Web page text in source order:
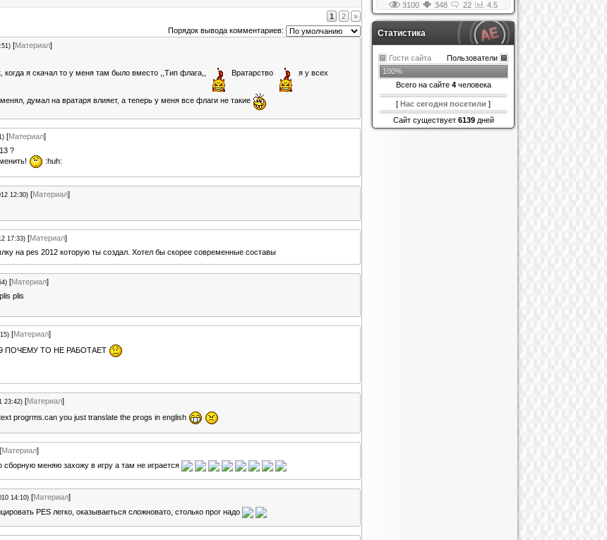
1 2
»
Порядок вывода комментариев:
[Материал]
когда я скачал то у меня там было вместо ,,Тип флага,, Вратарство я у всех
думал на вратаря влияет, а теперь у меня все флаги не такие
[Материал]
?
:huh:
12:30) [Материал]
17:33) [Материал]
на pes 2012 которую ты создал. Хотел бы скорее современные составы
[Материал]
plis
[Материал]
ПОЧЕМУ ТО НЕ РАБОТАЕТ
23:42) [Материал]
progrms.can you just translate the progs in english
[Материал]
меняю захожу в игру а там не играется
14:10) [Материал]
PES легко, оказываеться сложновато, столько прог надо
3100 348 22 4.5
Статистика
Пользователи
Гости сайта
100%
Всего на сайте 4человека
[ Нас сегодня посетили ]
Сайт существует 6139дней